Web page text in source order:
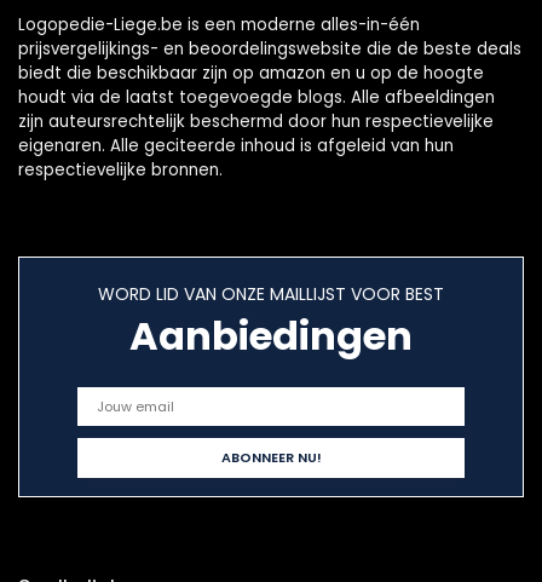
Logopedie-Liege.be is een moderne alles-in-één
prijsvergelijkings- en beoordelingswebsite die de beste deals
biedt die beschikbaar zijn op amazon en u op de hoogte
houdt via de laatst toegevoegde blogs. Alle afbeeldingen
zijn auteursrechtelijk beschermd door hun respectievelijke
eigenaren. Alle geciteerde inhoud is afgeleid van hun
respectievelijke bronnen.
WORD LID VAN ONZE MAILLIJST VOOR BEST
Aanbiedingen